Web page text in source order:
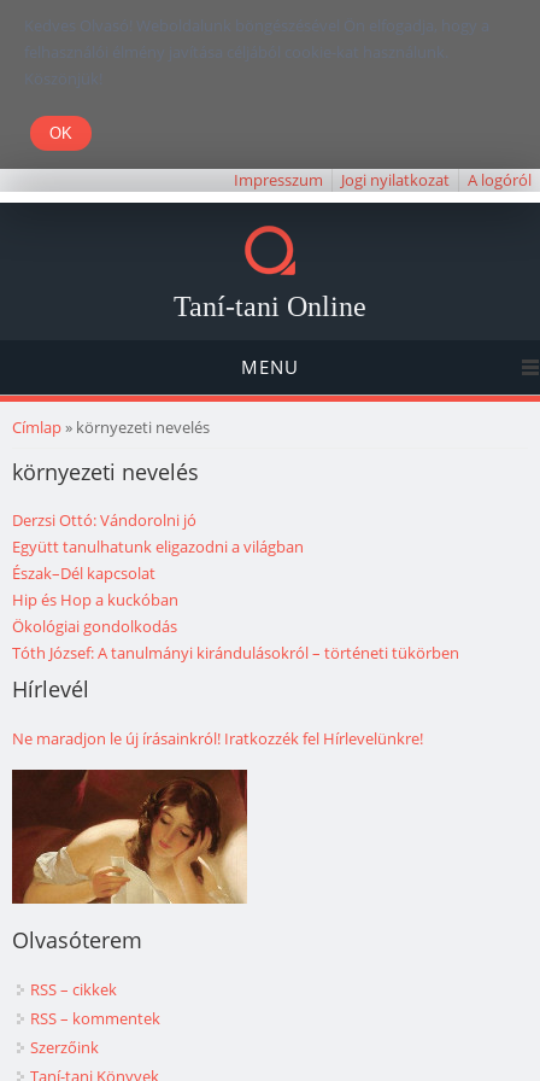
Kedves Olvasó! Weboldalunk böngészésével Ön elfogadja, hogy a
felhasználói élmény javítása céljából cookie-kat használunk.
Köszönjük!
Impresszum Jogi nyilatkozat A logóról
Taní-tani Online
MENU
Jelenlegi hely
Címlap» környezeti nevelés
környezeti nevelés
Derzsi Ottó: Vándorolni jó
Együtt tanulhatunk eligazodni a világban
Észak–Dél kapcsolat
Hip és Hop a kuckóban
Ökológiai gondolkodás
Tóth József: A tanulmányi kirándulásokról – történeti tükörben
Hírlevél
Ne maradjon le új írásainkról! Iratkozzék fel Hírlevelünkre!
Olvasóterem
RSS – cikkek
RSS – kommentek
Szerzőink